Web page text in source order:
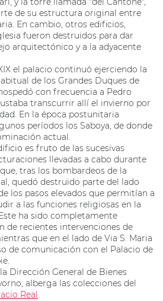
de su estructura original entre
En cambio, otros edificios,
fueron destruidos para dar
arquitectónico y a la adyacente
el palacio continuó ejerciendo la
de los Grandes Duques de
con frecuencia a Pedro
transcurrir allí el invierno por
En la época postunitaria
períodos los Saboya, de donde
actual.
es fruto de las sucesivas
llevadas a cabo durante
tras los bombardeos de la
quedó destruido parte del lado
los pasos elevados que permitían a
a las funciones religiosas en la
ha sido completamente
de recientes intervenciones de
que en el lado de Via S. Maria
de comunicación con el Palacio de
Dirección General de Bienes
alberga las colecciones del
Real .